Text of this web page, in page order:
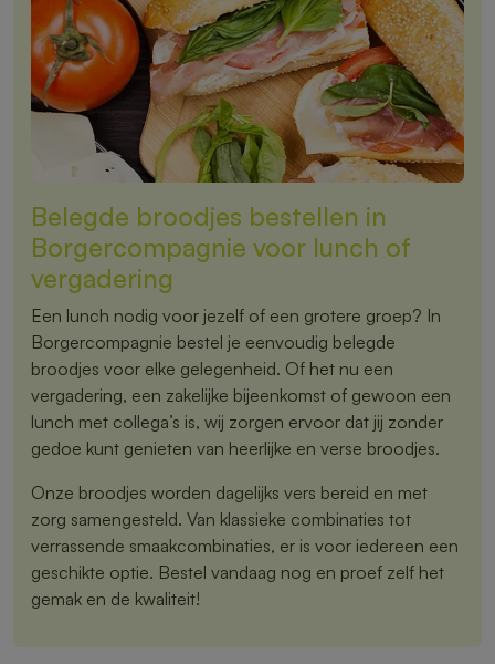
Belegde broodjes bestellen in
Borgercompagnie voor lunch of
vergadering
Een lunch nodig voor jezelf of een grotere groep? In
Borgercompagnie bestel je eenvoudig belegde
broodjes voor elke gelegenheid. Of het nu een
vergadering, een zakelijke bijeenkomst of gewoon een
lunch met collega’s is, wij zorgen ervoor dat jij zonder
gedoe kunt genieten van heerlijke en verse broodjes.
Onze broodjes worden dagelijks vers bereid en met
zorg samengesteld. Van klassieke combinaties tot
verrassende smaakcombinaties, er is voor iedereen een
geschikte optie. Bestel vandaag nog en proef zelf het
gemak en de kwaliteit!